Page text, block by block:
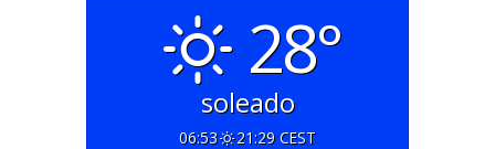
28°
soleado
06:53 21:29 CEST